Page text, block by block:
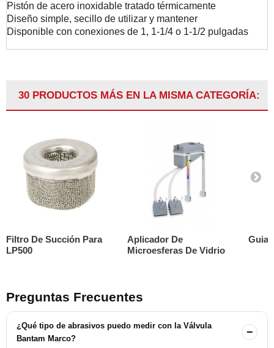
Pistón de acero inoxidable tratado térmicamente
Diseño simple, secillo de utilizar y mantener
Disponible con conexiones de 1, 1-1/4 o 1-1/2 pulgadas
30 PRODUCTOS MÁS EN LA MISMA CATEGORÍA:
Filtro De Succión Para
LP500
Aplicador De
Microesferas De Vidrio
Guia
Preguntas Frecuentes
¿Qué tipo de abrasivos puedo medir con la Válvula
Bantam Marco?
−